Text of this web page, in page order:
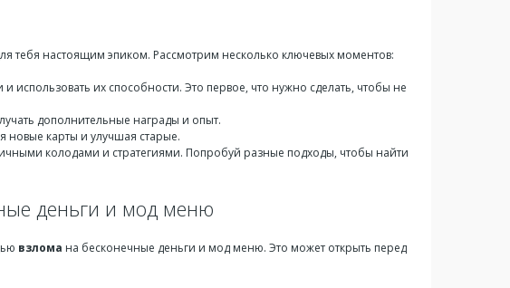
тебя настоящим эпиком. Рассмотрим несколько ключевых моментов:
и использовать их способности. Это первое, что нужно сделать, чтобы не
дополнительные награды и опыт.
новые карты и улучшая старые.
колодами и стратегиями. Попробуй разные подходы, чтобы найти
деньги и мод меню
взлома на бесконечные деньги и мод меню. Это может открыть перед